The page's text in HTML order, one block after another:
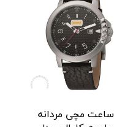
ساعت مچی مردانه